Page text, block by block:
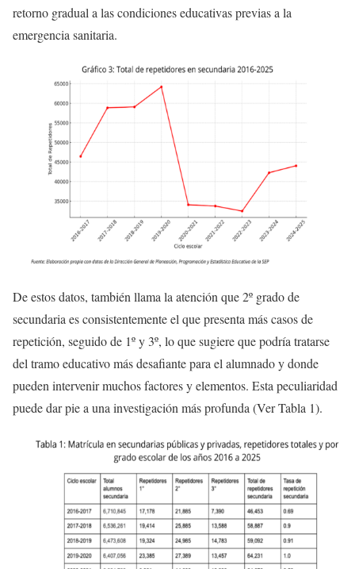
retorno gradual a las condiciones educativas previas a la
emergencia sanitaria.
De estos datos, también llama la atención que 2º grado de
secundaria es consistentemente el que presenta más casos de
repetición, seguido de 1º y 3º, lo que sugiere que podría tratarse
del tramo educativo más desafiante para el alumnado y donde
pueden intervenir muchos factores y elementos. Esta peculiaridad
puede dar pie a una investigación más profunda (Ver Tabla 1).